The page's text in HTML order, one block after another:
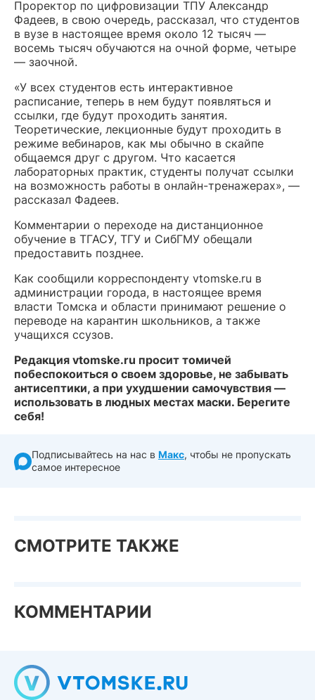
Проректор по цифровизации ТПУ Александр
Фадеев, в свою очередь, рассказал, что студентов
в вузе в настоящее время около 12 тысяч —
восемь тысяч обучаются на очной форме, четыре
— заочной.
«У всех студентов есть интерактивное
расписание, теперь в нем будут появляться и
ссылки, где будут проходить занятия.
Теоретические, лекционные будут проходить в
режиме вебинаров, как мы обычно в скайпе
общаемся друг с другом. Что касается
лабораторных практик, студенты получат ссылки
на возможность работы в онлайн-тренажерах», —
рассказал Фадеев.
Комментарии о переходе на дистанционное
обучение в ТГАСУ, ТГУ и СибГМУ обещали
предоставить позднее.
Как сообщили корреспонденту vtomske.ru в
администрации города, в настоящее время
власти Томска и области принимают решение о
переводе на карантин школьников, а также
учащихся ссузов.
Редакция vtomske.ru просит томичей
побеспокоиться о своем здоровье, не забывать
антисептики, а при ухудшении самочувствия —
использовать в людных местах маски. Берегите
себя!
Подписывайтесь на нас в Макс, чтобы не пропускать
самое интересное
СМОТРИТЕ ТАКЖЕ
КОММЕНТАРИИ